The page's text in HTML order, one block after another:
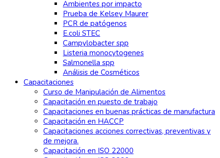
Ambientes por impacto
Prueba de Kelsey Maurer
PCR de patógenos
E.coli STEC
Campylobacter spp
Listeria monocytogenes
Salmonella spp
Análisis de Cosméticos
Capacitaciones
Curso de Manipulación de Alimentos
Capacitación en puesto de trabajo
Capacitaciones en buenas prácticas de manufactura
Capacitación en HACCP
Capacitaciones acciones correctivas, preventivas y
de mejora.
Capacitación en ISO 22000